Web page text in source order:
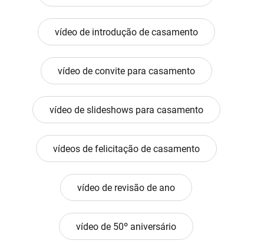
vídeo de introdução de casamento
vídeo de convite para casamento
vídeo de slideshows para casamento
vídeos de felicitação de casamento
vídeo de revisão de ano
vídeo de 50º aniversário